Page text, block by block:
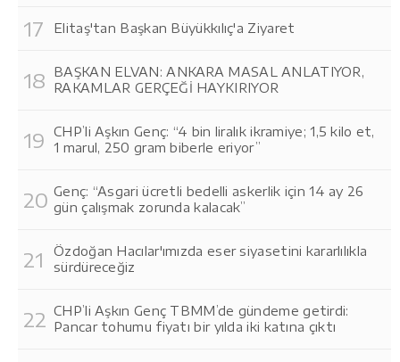
Elitaş'tan Başkan Büyükkılıç'a Ziyaret
BAŞKAN ELVAN: ANKARA MASAL ANLATIYOR,
RAKAMLAR GERÇEĞİ HAYKIRIYOR
CHP’li Aşkın Genç: “4 bin liralık ikramiye; 1,5 kilo et,
1 marul, 250 gram biberle eriyor”
Genç: “Asgari ücretli bedelli askerlik için 14 ay 26
gün çalışmak zorunda kalacak”
Özdoğan Hacılar'ımızda eser siyasetini kararlılıkla
sürdüreceğiz
CHP’li Aşkın Genç TBMM’de gündeme getirdi:
Pancar tohumu fiyatı bir yılda iki katına çıktı